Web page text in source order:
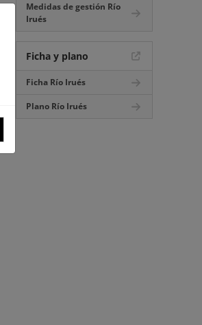
Medidas de gestión Río
Irués
Ficha y plano
Ficha Río Irués
Plano Río Irués